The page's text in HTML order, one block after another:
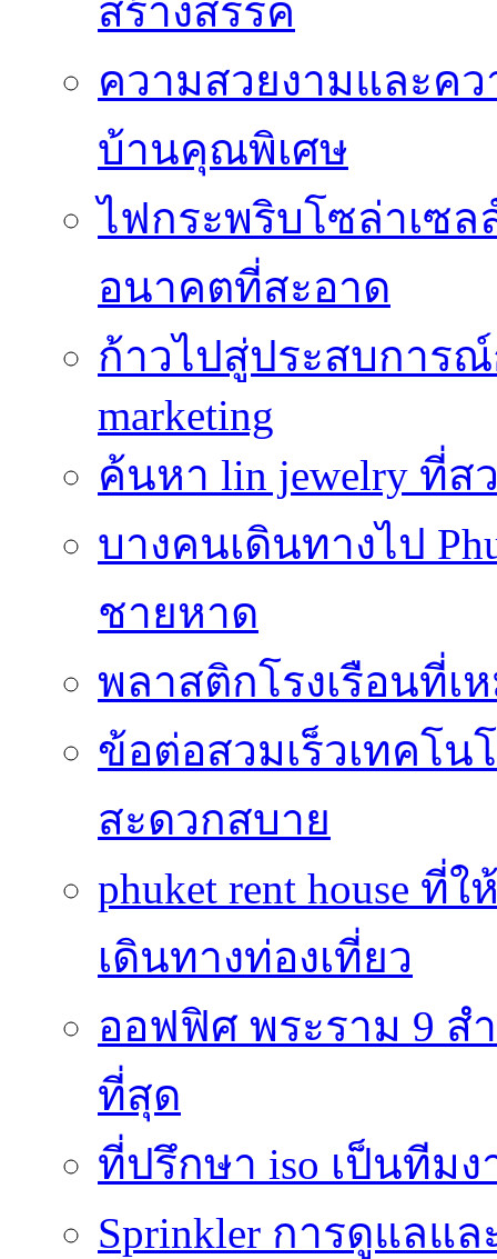
สร้างสรรค์
ความสวยงามและค
บ้านคุณพิเศษ
ไฟกระพริบโซล่าเซ
อนาคตที่สะอาด
ก้าวไปสู่ประสบการ
marketing
ค้นหา lin jewelry ที่
บางคนเดินทางไป
ชายหาด
พลาสติกโรงเรือนที่เ
ข้อต่อสวมเร็วเทคโน
สะดวกสบาย
phuket rent house
เดินทางท่องเที่ยว
ออฟฟิศ พระราม 9 ส
ที่สุด
ที่ปรึกษา iso เป็นทีม
Sprinkler การดูแลแ